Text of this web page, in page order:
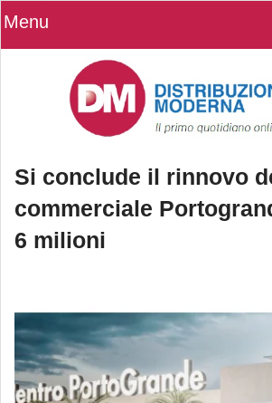
Menu
Si conclude il rinnovo
commerciale
6 milioni